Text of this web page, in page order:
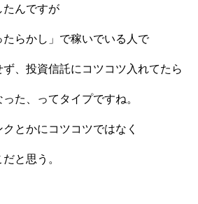
たんですが
らかし」で稼いでいる人で
、投資信託にコツコツ入れてたら
た、ってタイプですね。
とかにコツコツではなく
と思う。